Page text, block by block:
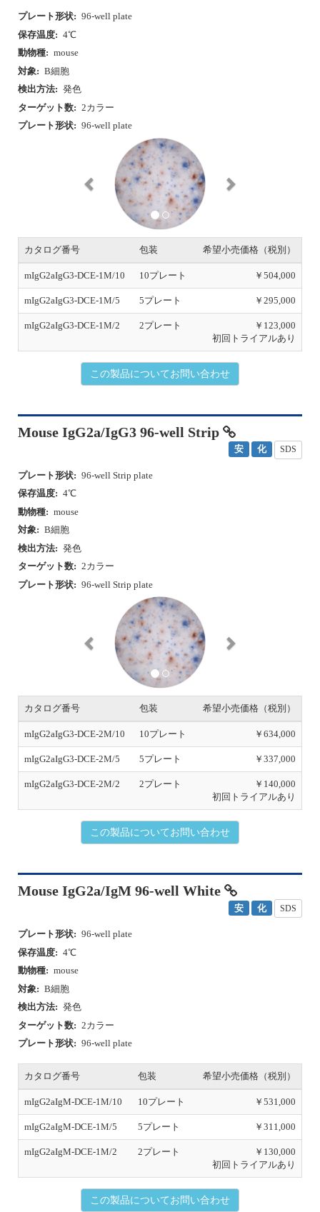
プレート形状: 96-well plate
保存温度: 4℃
動物種: mouse
対象: B細胞
検出方法: 発色
ターゲット数: 2カラー
プレート形状: 96-well plate
v
s
t
カタログ番号 包装 希望小売価格（税別）
mIgG2aIgG3-DCE-1M/10 10プレート ￥504,000
mIgG2aIgG3-DCE-1M/5 5プレート ￥295,000
mIgG2aIgG3-DCE-1M/2 2プレート
￥123,000
初回トライアルあり
この製品についてお問い合わせ
Mouse IgG2a/IgG3 96-well Strip
安 化 SDS
プレート形状: 96-well Strip plate
保存温度: 4℃
動物種: mouse
対象: B細胞
検出方法: 発色
ターゲット数: 2カラー
プレート形状: 96-well Strip plate
v
s
t
カタログ番号 包装 希望小売価格（税別）
mIgG2aIgG3-DCE-2M/10 10プレート ￥634,000
mIgG2aIgG3-DCE-2M/5 5プレート ￥337,000
mIgG2aIgG3-DCE-2M/2 2プレート
￥140,000
初回トライアルあり
この製品についてお問い合わせ
Mouse IgG2a/IgM 96-well White
安 化 SDS
プレート形状: 96-well plate
保存温度: 4℃
動物種: mouse
対象: B細胞
検出方法: 発色
ターゲット数: 2カラー
プレート形状: 96-well plate
カタログ番号 包装 希望小売価格（税別）
mIgG2aIgM-DCE-1M/10 10プレート ￥531,000
mIgG2aIgM-DCE-1M/5 5プレート ￥311,000
mIgG2aIgM-DCE-1M/2 2プレート
￥130,000
初回トライアルあり
この製品についてお問い合わせ